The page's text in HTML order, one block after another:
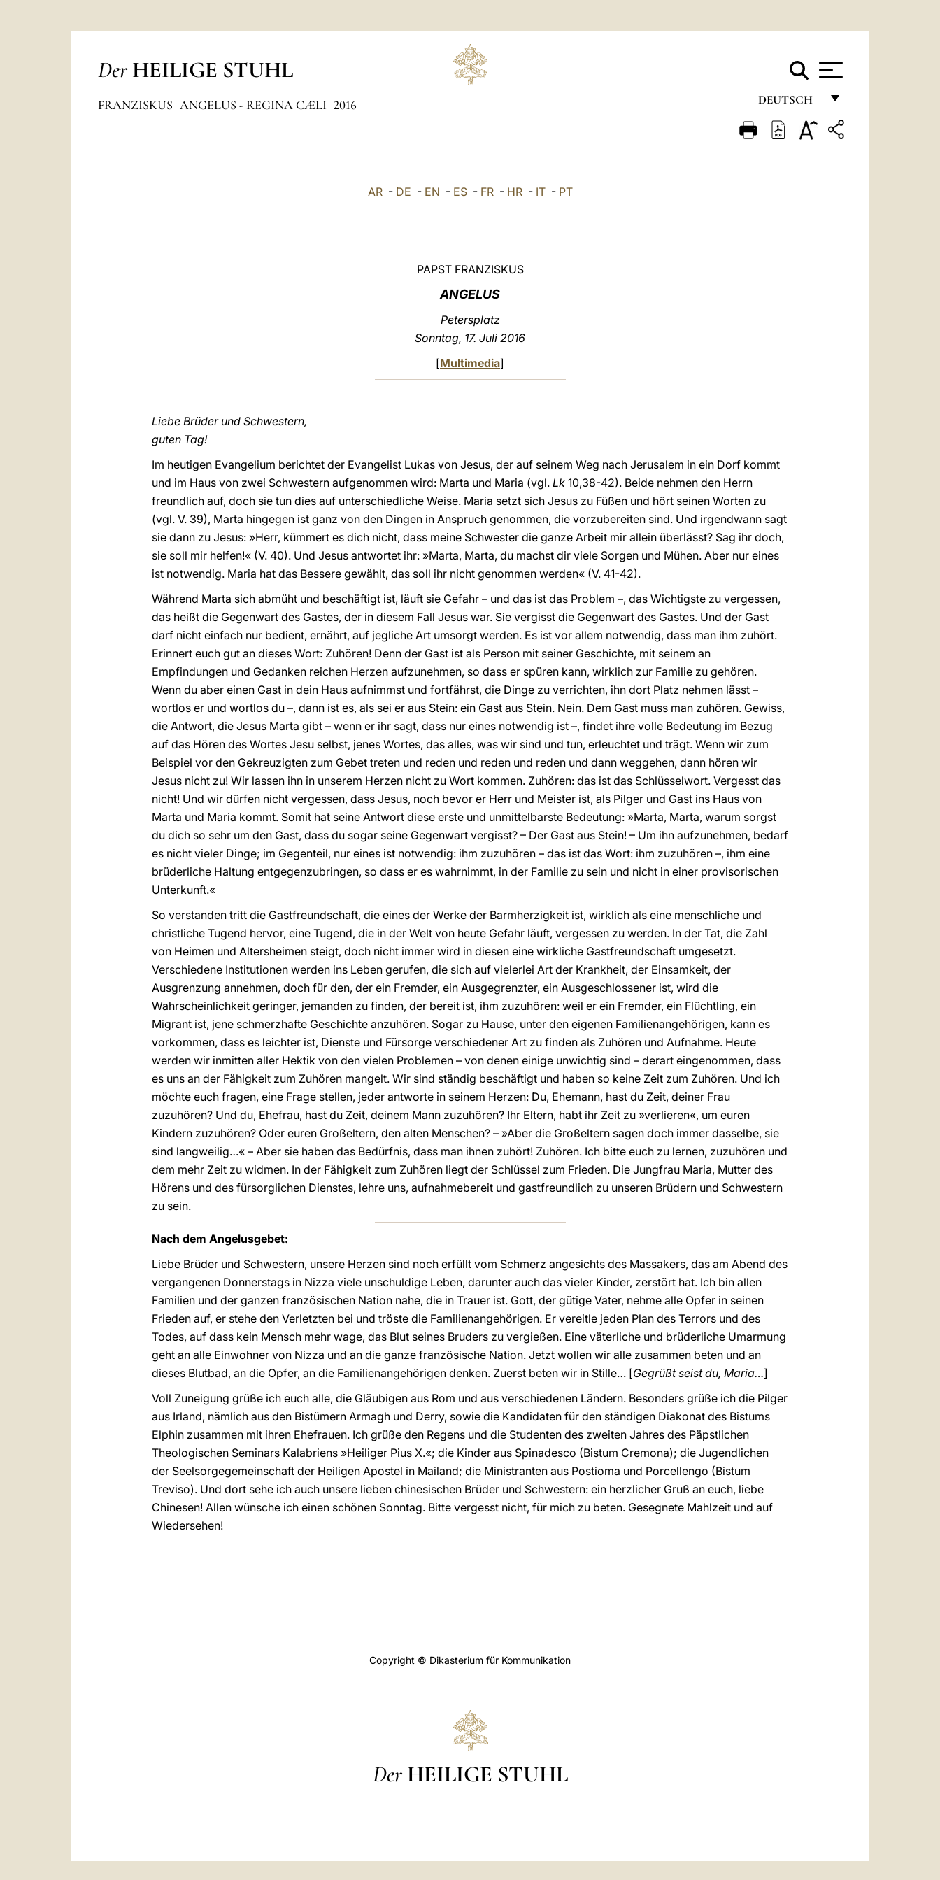
Der HEILIGE STUHL
DEUTSCH
FRANÇAIS
FRANZISKUS ANGELUS - REGINA CÆLI 2016
AR- DE - EN - ES- FR- HR- IT- PT
PAPST FRANZISKUS
ANGELUS
Petersplatz
Sonntag, 17. Juli 2016
[Multimedia]
Liebe Brüder und Schwestern,
guten Tag!
Im heutigen Evangelium berichtet der Evangelist Lukas von Jesus, der auf seinem Weg nach Jerusalem in ein Dorf kommt
und im Haus von zwei Schwestern aufgenommen wird: Marta und Maria (vgl. Lk 10,38-42). Beide nehmen den Herrn
freundlich auf, doch sie tun dies auf unterschiedliche Weise. Maria setzt sich Jesus zu Füßen und hört seinen Worten zu
(vgl. V. 39), Marta hingegen ist ganz von den Dingen in Anspruch genommen, die vorzubereiten sind. Und irgendwann sagt
sie dann zu Jesus: »Herr, kümmert es dich nicht, dass meine Schwester die ganze Arbeit mir allein überlässt? Sag ihr doch,
sie soll mir helfen!« (V. 40). Und Jesus antwortet ihr: »Marta, Marta, du machst dir viele Sorgen und Mühen. Aber nur eines
ist notwendig. Maria hat das Bessere gewählt, das soll ihr nicht genommen werden« (V. 41-42).
Während Marta sich abmüht und beschäftigt ist, läuft sie Gefahr – und das ist das Problem –, das Wichtigste zu vergessen,
das heißt die Gegenwart des Gastes, der in diesem Fall Jesus war. Sie vergisst die Gegenwart des Gastes. Und der Gast
darf nicht einfach nur bedient, ernährt, auf jegliche Art umsorgt werden. Es ist vor allem notwendig, dass man ihm zuhört.
Erinnert euch gut an dieses Wort: Zuhören! Denn der Gast ist als Person mit seiner Geschichte, mit seinem an
Empfindungen und Gedanken reichen Herzen aufzunehmen, so dass er spüren kann, wirklich zur Familie zu gehören.
Wenn du aber einen Gast in dein Haus aufnimmst und fortfährst, die Dinge zu verrichten, ihn dort Platz nehmen lässt –
wortlos er und wortlos du –, dann ist es, als sei er aus Stein: ein Gast aus Stein. Nein. Dem Gast muss man zuhören. Gewiss,
die Antwort, die Jesus Marta gibt – wenn er ihr sagt, dass nur eines notwendig ist –, findet ihre volle Bedeutung im Bezug
auf das Hören des Wortes Jesu selbst, jenes Wortes, das alles, was wir sind und tun, erleuchtet und trägt. Wenn wir zum
Beispiel vor den Gekreuzigten zum Gebet treten und reden und reden und reden und dann weggehen, dann hören wir
Jesus nicht zu! Wir lassen ihn in unserem Herzen nicht zu Wort kommen. Zuhören: das ist das Schlüsselwort. Vergesst das
nicht! Und wir dürfen nicht vergessen, dass Jesus, noch bevor er Herr und Meister ist, als Pilger und Gast ins Haus von
Marta und Maria kommt. Somit hat seine Antwort diese erste und unmittelbarste Bedeutung: »Marta, Marta, warum sorgst
du dich so sehr um den Gast, dass du sogar seine Gegenwart vergisst? – Der Gast aus Stein! – Um ihn aufzunehmen, bedarf
es nicht vieler Dinge; im Gegenteil, nur eines ist notwendig: ihm zuzuhören – das ist das Wort: ihm zuzuhören –, ihm eine
brüderliche Haltung entgegenzubringen, so dass er es wahrnimmt, in der Familie zu sein und nicht in einer provisorischen
Unterkunft.«
So verstanden tritt die Gastfreundschaft, die eines der Werke der Barmherzigkeit ist, wirklich als eine menschliche und
christliche Tugend hervor, eine Tugend, die in der Welt von heute Gefahr läuft, vergessen zu werden. In der Tat, die Zahl
von Heimen und Altersheimen steigt, doch nicht immer wird in diesen eine wirkliche Gastfreundschaft umgesetzt.
Verschiedene Institutionen werden ins Leben gerufen, die sich auf vielerlei Art der Krankheit, der Einsamkeit, der
Ausgrenzung annehmen, doch für den, der ein Fremder, ein Ausgegrenzter, ein Ausgeschlossener ist, wird die
Wahrscheinlichkeit geringer, jemanden zu finden, der bereit ist, ihm zuzuhören: weil er ein Fremder, ein Flüchtling, ein
Migrant ist, jene schmerzhafte Geschichte anzuhören. Sogar zu Hause, unter den eigenen Familienangehörigen, kann es
vorkommen, dass es leichter ist, Dienste und Fürsorge verschiedener Art zu finden als Zuhören und Aufnahme. Heute
werden wir inmitten aller Hektik von den vielen Problemen – von denen einige unwichtig sind – derart eingenommen, dass
es uns an der Fähigkeit zum Zuhören mangelt. Wir sind ständig beschäftigt und haben so keine Zeit zum Zuhören. Und ich
möchte euch fragen, eine Frage stellen, jeder antworte in seinem Herzen: Du, Ehemann, hast du Zeit, deiner Frau
zuzuhören? Und du, Ehefrau, hast du Zeit, deinem Mann zuzuhören? Ihr Eltern, habt ihr Zeit zu »verlieren«, um euren
Kindern zuzuhören? Oder euren Großeltern, den alten Menschen? – »Aber die Großeltern sagen doch immer dasselbe, sie
sind langweilig…« – Aber sie haben das Bedürfnis, dass man ihnen zuhört! Zuhören. Ich bitte euch zu lernen, zuzuhören und
dem mehr Zeit zu widmen. In der Fähigkeit zum Zuhören liegt der Schlüssel zum Frieden. Die Jungfrau Maria, Mutter des
Hörens und des fürsorglichen Dienstes, lehre uns, aufnahmebereit und gastfreundlich zu unseren Brüdern und Schwestern
zu sein.
Nach dem Angelusgebet:
Liebe Brüder und Schwestern, unsere Herzen sind noch erfüllt vom Schmerz angesichts des Massakers, das am Abend des
vergangenen Donnerstags in Nizza viele unschuldige Leben, darunter auch das vieler Kinder, zerstört hat. Ich bin allen
Familien und der ganzen französischen Nation nahe, die in Trauer ist. Gott, der gütige Vater, nehme alle Opfer in seinen
Frieden auf, er stehe den Verletzten bei und tröste die Familienangehörigen. Er vereitle jeden Plan des Terrors und des
Todes, auf dass kein Mensch mehr wage, das Blut seines Bruders zu vergießen. Eine väterliche und brüderliche Umarmung
geht an alle Einwohner von Nizza und an die ganze französische Nation. Jetzt wollen wir alle zusammen beten und an
dieses Blutbad, an die Opfer, an die Familienangehörigen denken. Zuerst beten wir in Stille… [Gegrüßt seist du, Maria…]
Voll Zuneigung grüße ich euch alle, die Gläubigen aus Rom und aus verschiedenen Ländern. Besonders grüße ich die Pilger
aus Irland, nämlich aus den Bistümern Armagh und Derry, sowie die Kandidaten für den ständigen Diakonat des Bistums
Elphin zusammen mit ihren Ehefrauen. Ich grüße den Regens und die Studenten des zweiten Jahres des Päpstlichen
Theologischen Seminars Kalabriens »Heiliger Pius X.«; die Kinder aus Spinadesco (Bistum Cremona); die Jugendlichen
der Seelsorgegemeinschaft der Heiligen Apostel in Mailand; die Ministranten aus Postioma und Porcellengo (Bistum
Treviso). Und dort sehe ich auch unsere lieben chinesischen Brüder und Schwestern: ein herzlicher Gruß an euch, liebe
Chinesen! Allen wünsche ich einen schönen Sonntag. Bitte vergesst nicht, für mich zu beten. Gesegnete Mahlzeit und auf
Wiedersehen!
Copyright © Dikasterium für Kommunikation
Der HEILIGE STUHL